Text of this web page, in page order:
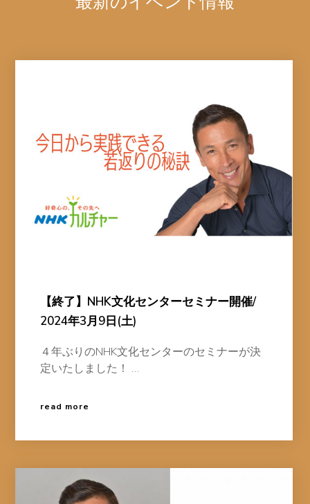
【終了】NHK文化センターセミナー開催/
2024年3月9日(土)
４年ぶりのNHK文化センターのセミナーが決
定いたしました！ …
read more